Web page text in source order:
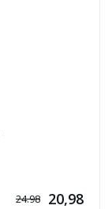
24.98 20,98